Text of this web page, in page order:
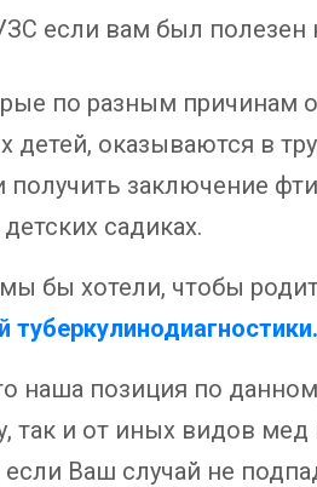
если вам был полезен
по разным причинам
детей, оказываются в
заключение
садиках.
бы хотели, чтобы
туберкулинодиагностики.
наша позиция по
так и от иных видов
если Ваш случай не